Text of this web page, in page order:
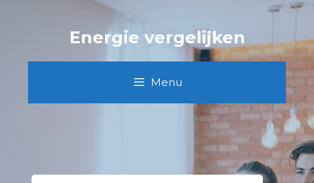
Energie vergelijken
Menu